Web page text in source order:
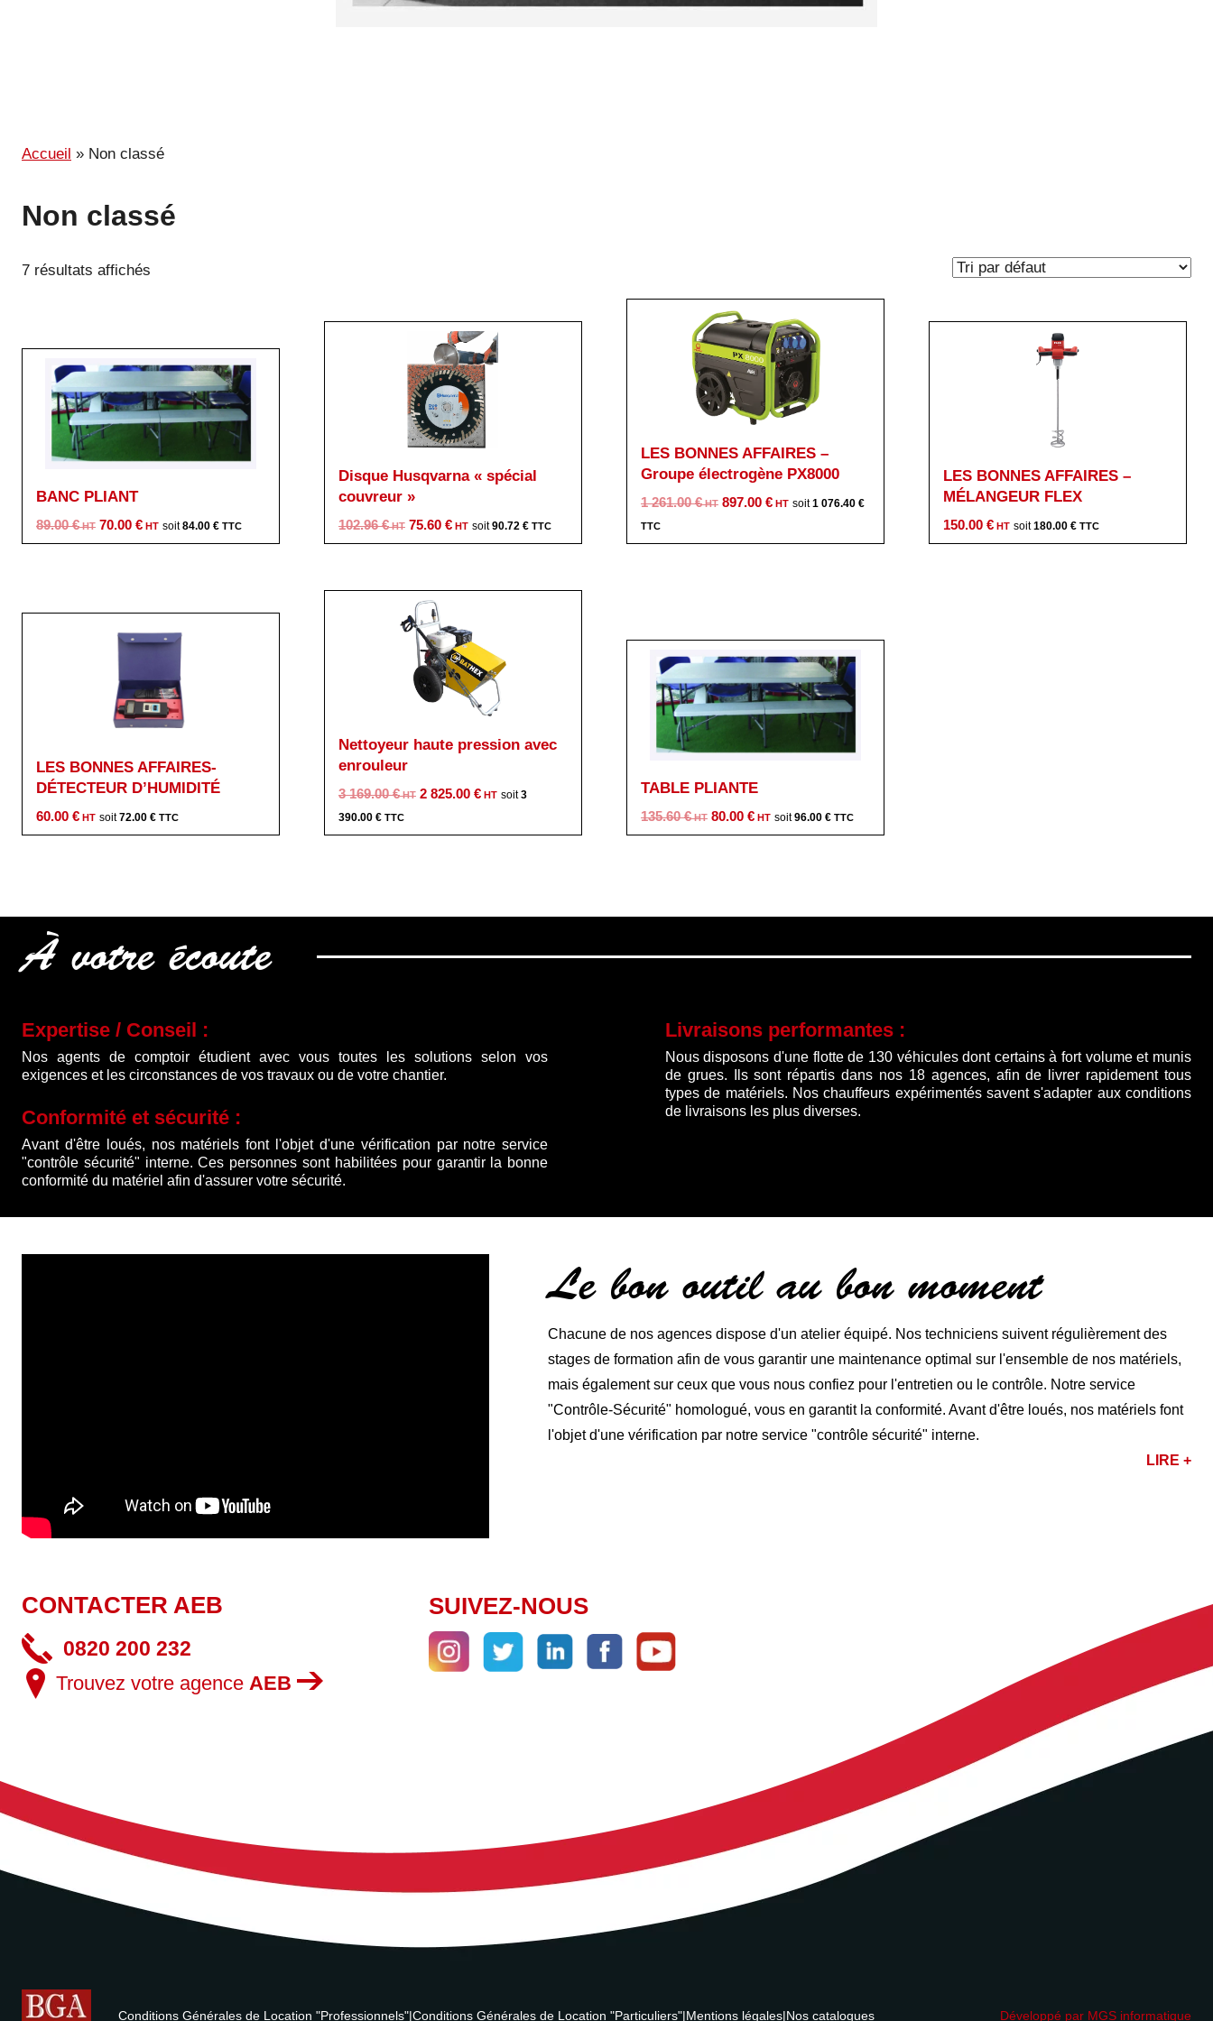
Accueil » Non classé
Non classé
7 résultats affichés
BANC PLIANT
89.00€
Le
prix
89.00 €.
70.00 €
Le
prix
70.00 €.
84.00 €
Disque Husqvarna « spécial
couvreur »
102.96€
Le
prix
était :
102.96 €.
75.60 €
Le
prix
est :
90.72 €
LES BONNES AFFAIRES –
Groupe électrogène PX8000
1 261.00€
Le
initial
897.00 €
Le
actuel
1 076.40 €
LES BONNES AFFAIRES –
MÉLANGEUR FLEX
150.00 € 180.00 €
LES BONNES AFFAIRES-
DÉTECTEUR D’HUMIDITÉ
60.00 € 72.00 €
Nettoyeur haute pression avec
enrouleur
3 169.00€
Le
initial
2 825.00 €
Le
actuel
3
390.00 €
TABLE PLIANTE
135.60€
Le
prix
80.00 €
Le
prix
96.00 €
À votre écoute
Expertise / Conseil :
Nos agents de comptoir étudient avec vous toutes les solutions selon vos
exigences et les circonstances de vos travaux ou de votre chantier.
Conformité et sécurité :
Avant d'être loués, nos matériels font l'objet d'une vérification par notre service
"contrôle sécurité" interne. Ces personnes sont habilitées pour garantir la bonne
conformité du matériel afin d'assurer votre sécurité.
Livraisons performantes :
Nous disposons d'une flotte de 130 véhicules dont certains à fort volume et munis
de grues. Ils sont répartis dans nos 18 agences, afin de livrer rapidement tous
types de matériels. Nos chauffeurs expérimentés savent s'adapter aux conditions
de livraisons les plus diverses.
Le bon outil au bon moment
Chacune de nos agences dispose d'un atelier équipé. Nos techniciens suivent régulièrement des
stages de formation afin de vous garantir une maintenance optimal sur l'ensemble de nos matériels,
mais également sur ceux que vous nous confiez pour l'entretien ou le contrôle. Notre service
"Contrôle-Sécurité" homologué, vous en garantit la conformité. Avant d'être loués, nos matériels font
l'objet d'une vérification par notre service "contrôle sécurité" interne.
LIRE +
CONTACTER AEB
0820 200 232
Trouvez votre agence AEB
SUIVEZ-NOUS
Conditions Générales de Location "Professionnels"|Conditions Générales de Location "Particuliers"|Mentions légales|Nos catalogues Développé par MGS informatique